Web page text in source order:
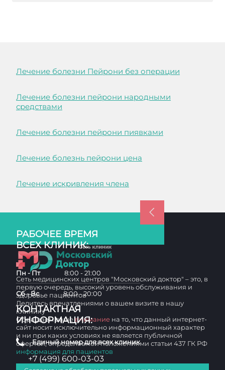
Лечение болезни Пейрони без операции
Лечение болезни пейрони народными
средствами
Лечение болезни пейрони пиявками
Лечение болезнь пейрони цена
Лечение искривления члена
РАБОЧЕЕ ВРЕМЯ
ВСЕХ КЛИНИК:
Пн - Пт 8:00 - 21:00
Сб - Вс 8:00 - 20:00
КОНТАКТНАЯ
ИНФОРМАЦИЯ:
Единый номер для всех клиник
+7 (499) 600-03-03
Сеть медицинских центров "Московский доктор" – это, в
первую очередь, высокий уровень обслуживания и
здоровье пациентов
Делитесь впечатлениями о вашем визите в нашу
клинику
Обращаем вашевнимание на то, что данный интернет-
сайт носит исключительно информационный характер
и ни при каких условиях не является публичной
офертой, определяемой положениями статьи 437 ГК РФ
информация для пациентов